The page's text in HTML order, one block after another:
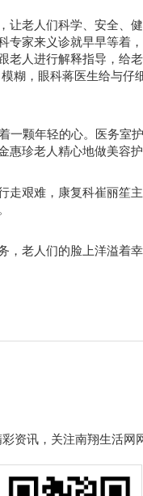
让老人们科学、安全、
专家来义诊就早早等着
老人进行解释指导，给
糊，眼科蒋医生给与
一颗年轻的心。医务室
珍老人精心地做美容
走艰难，康复科崔丽笙
老人们的脸上洋溢着幸
资讯，关注南翔生活网